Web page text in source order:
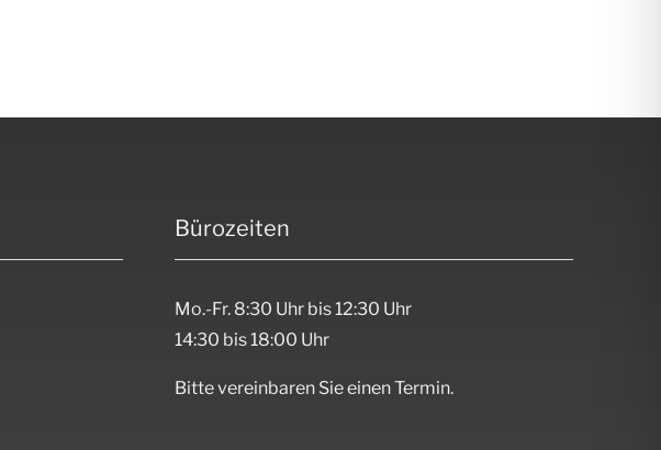
Bürozeiten
Mo.-Fr. 8:30 Uhr bis 12:30 Uhr
14:30 bis 18:00 Uhr
Bitte vereinbaren Sie einen Termin.